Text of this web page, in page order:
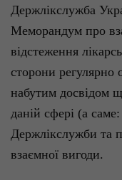
Держлікслужба
Меморандум про
відстеження
сторони регулярно
набутим досвідом
даній сфері (а саме:
Держлікслужби та
взаємної вигоди.